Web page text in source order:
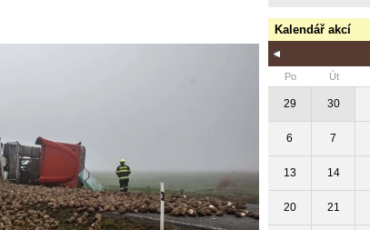
Kalendář akcí
Po Út
29 30
6 7
13 14
20 21